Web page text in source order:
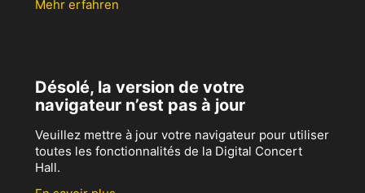
Mehr erfahren
Désolé, la version de votre
navigateur n’est pas à jour
Veuillez mettre à jour votre navigateur pour utiliser
toutes les fonctionnalités de la Digital Concert
Hall.